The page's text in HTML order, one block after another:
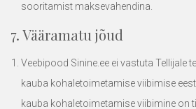
sooritamist maksevahendina.
7. Vääramatu jõud
Veebipood Sinine.ee ei vastuta Tellijale
kauba kohaletoimetamise viibimise
kauba kohaletoimetamise viibimine on